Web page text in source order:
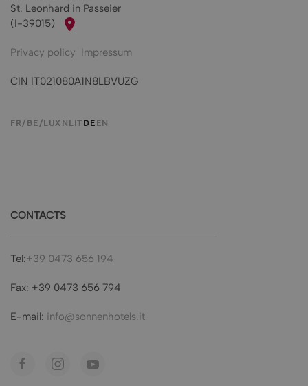
St. Leonhard in Passeier
(I-39015)
Privacy policy Impressum
CIN IT021080A1N8LBVUZG
FR/BE/LUX NL ITDEEN
CONTACTS
Tel:+39 0473 656 194
Fax: +39 0473 656 794
E-mail: info@sonnenhotels.it